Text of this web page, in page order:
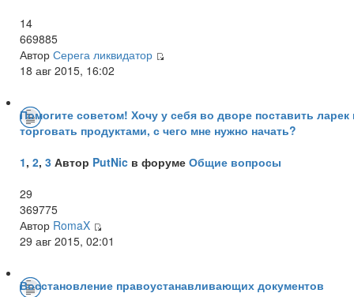
14
669885
Автор Серега ликвидатор
18 авг 2015, 16:02
Помогите советом! Хочу у себя во дворе поставить ларек
торговать продуктами, с чего мне нужно начать?
1, 2, 3 Автор PutNic в форуме Общие вопросы
29
369775
Автор RomaX
29 авг 2015, 02:01
Восстановление правоустанавливающих документов